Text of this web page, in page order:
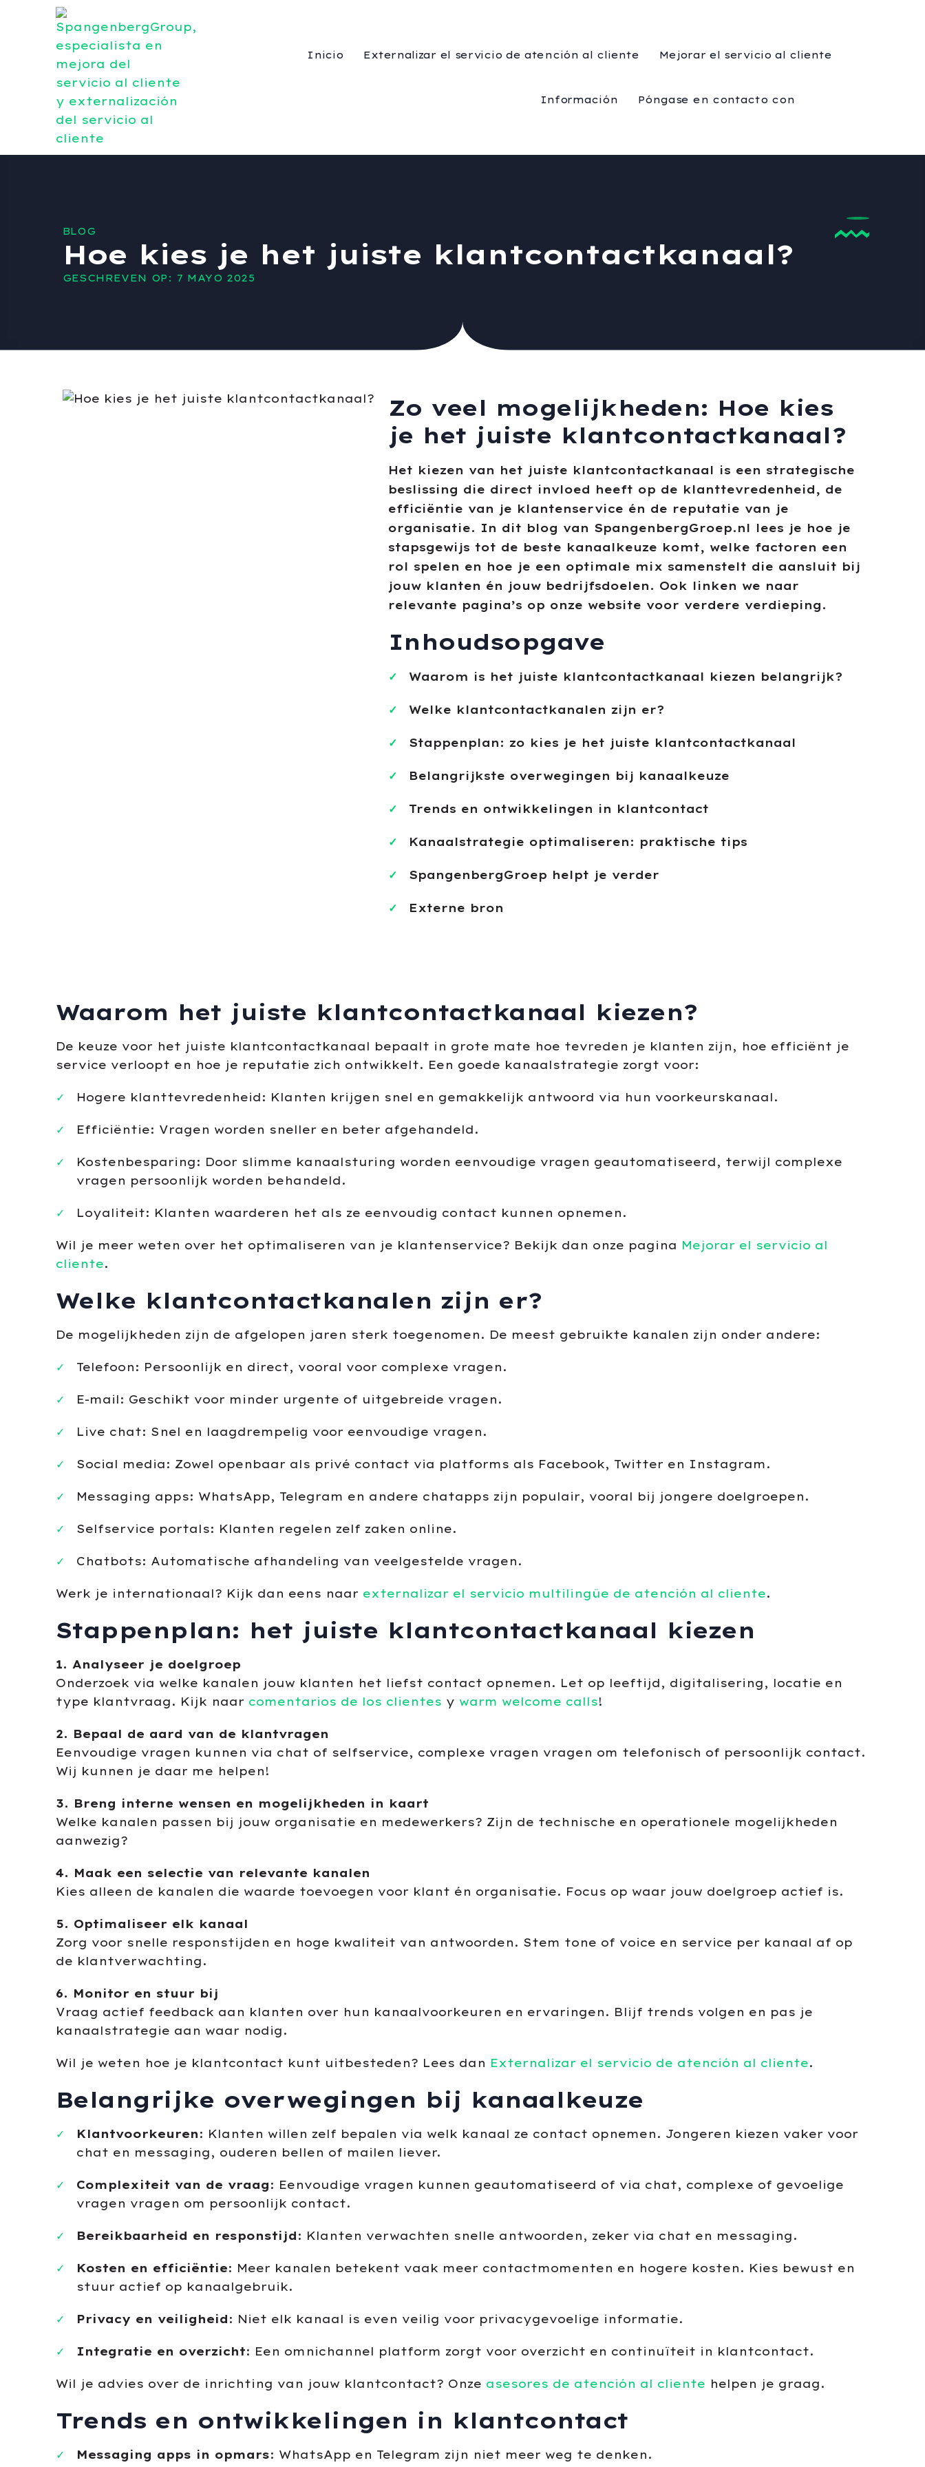
Inicio Externalizar el servicio de atención al cliente Mejorar el servicio al cliente
Información Póngase en contacto con
BLOG
Hoe kies je het juiste klantcontactkanaal?
GESCHREVEN OP: 7 MAYO 2025
Zo veel mogelijkheden: Hoe kies
je het juiste klantcontactkanaal?
Het kiezen van het juiste klantcontactkanaal is een strategische
beslissing die direct invloed heeft op de klanttevredenheid, de
efficiëntie van je klantenservice én de reputatie van je
organisatie. In dit blog van SpangenbergGroep.nl lees je hoe je
stapsgewijs tot de beste kanaalkeuze komt, welke factoren een
rol spelen en hoe je een optimale mix samenstelt die aansluit bij
jouw klanten én jouw bedrijfsdoelen. Ook linken we naar
relevante pagina’s op onze website voor verdere verdieping.
Inhoudsopgave
Waarom is het juiste klantcontactkanaal kiezen belangrijk?
Welke klantcontactkanalen zijn er?
Stappenplan: zo kies je het juiste klantcontactkanaal
Belangrijkste overwegingen bij kanaalkeuze
Trends en ontwikkelingen in klantcontact
Kanaalstrategie optimaliseren: praktische tips
SpangenbergGroep helpt je verder
Externe bron
Waarom het juiste klantcontactkanaal kiezen?
De keuze voor het juiste klantcontactkanaal bepaalt in grote mate hoe tevreden je klanten zijn, hoe efficiënt je
service verloopt en hoe je reputatie zich ontwikkelt. Een goede kanaalstrategie zorgt voor:
Hogere klanttevredenheid: Klanten krijgen snel en gemakkelijk antwoord via hun voorkeurskanaal.
Efficiëntie: Vragen worden sneller en beter afgehandeld.
Kostenbesparing: Door slimme kanaalsturing worden eenvoudige vragen geautomatiseerd, terwijl complexe
vragen persoonlijk worden behandeld.
Loyaliteit: Klanten waarderen het als ze eenvoudig contact kunnen opnemen.
Wil je meer weten over het optimaliseren van je klantenservice? Bekijk dan onze pagina Mejorar el servicio al
cliente.
Welke klantcontactkanalen zijn er?
De mogelijkheden zijn de afgelopen jaren sterk toegenomen. De meest gebruikte kanalen zijn onder andere:
Telefoon: Persoonlijk en direct, vooral voor complexe vragen.
E-mail: Geschikt voor minder urgente of uitgebreide vragen.
Live chat: Snel en laagdrempelig voor eenvoudige vragen.
Social media: Zowel openbaar als privé contact via platforms als Facebook, Twitter en Instagram.
Messaging apps: WhatsApp, Telegram en andere chatapps zijn populair, vooral bij jongere doelgroepen.
Selfservice portals: Klanten regelen zelf zaken online.
Chatbots: Automatische afhandeling van veelgestelde vragen.
Werk je internationaal? Kijk dan eens naar externalizar el servicio multilingüe de atención al cliente.
Stappenplan: het juiste klantcontactkanaal kiezen
1. Analyseer je doelgroep
Onderzoek via welke kanalen jouw klanten het liefst contact opnemen. Let op leeftijd, digitalisering, locatie en
type klantvraag. Kijk naar comentarios de los clientes y warm welcome calls!
2. Bepaal de aard van de klantvragen
Eenvoudige vragen kunnen via chat of selfservice, complexe vragen vragen om telefonisch of persoonlijk contact.
Wij kunnen je daar me helpen!
3. Breng interne wensen en mogelijkheden in kaart
Welke kanalen passen bij jouw organisatie en medewerkers? Zijn de technische en operationele mogelijkheden
aanwezig?
4. Maak een selectie van relevante kanalen
Kies alleen de kanalen die waarde toevoegen voor klant én organisatie. Focus op waar jouw doelgroep actief is.
5. Optimaliseer elk kanaal
Zorg voor snelle responstijden en hoge kwaliteit van antwoorden. Stem tone of voice en service per kanaal af op
de klantverwachting.
6. Monitor en stuur bij
Vraag actief feedback aan klanten over hun kanaalvoorkeuren en ervaringen. Blijf trends volgen en pas je
kanaalstrategie aan waar nodig.
Wil je weten hoe je klantcontact kunt uitbesteden? Lees dan Externalizar el servicio de atención al cliente.
Belangrijke overwegingen bij kanaalkeuze
Klantvoorkeuren : Klanten willen zelf bepalen via welk kanaal ze contact opnemen. Jongeren kiezen vaker voor
chat en messaging, ouderen bellen of mailen liever.
Complexiteit van de vraag : Eenvoudige vragen kunnen geautomatiseerd of via chat, complexe of gevoelige
vragen vragen om persoonlijk contact.
Bereikbaarheid en responstijd : Klanten verwachten snelle antwoorden, zeker via chat en messaging.
Kosten en efficiëntie: Meer kanalen betekent vaak meer contactmomenten en hogere kosten. Kies bewust en
stuur actief op kanaalgebruik.
Privacy en veiligheid : Niet elk kanaal is even veilig voor privacygevoelige informatie.
Integratie en overzicht: Een omnichannel platform zorgt voor overzicht en continuïteit in klantcontact.
Wil je advies over de inrichting van jouw klantcontact? Onze asesores de atención al cliente helpen je graag.
Trends en ontwikkelingen in klantcontact
Messaging apps in opmars: WhatsApp en Telegram zijn niet meer weg te denken.